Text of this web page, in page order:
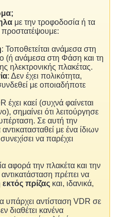
με την τροφοδοσία ή τα
: Τοποθετείται ανάμεσα στη
(ή ανάμεσα στη Φάση και τη
ηλεκτρονικής πλακέτας.
: Δεν έχει πολικότητα,
με οποιαδήποτε
έχει καεί (συχνά φαίνεται
σημαίνει ότι λειτούργησε
Σε αυτή την
με ένα ίδιων
να παρέχει
αφορά την πλακέτα και την
πρέπει να
εκτός πρίζας και, ιδανικά,
υπάρχει αντίσταση VDR σε
διαθέτει κανένα